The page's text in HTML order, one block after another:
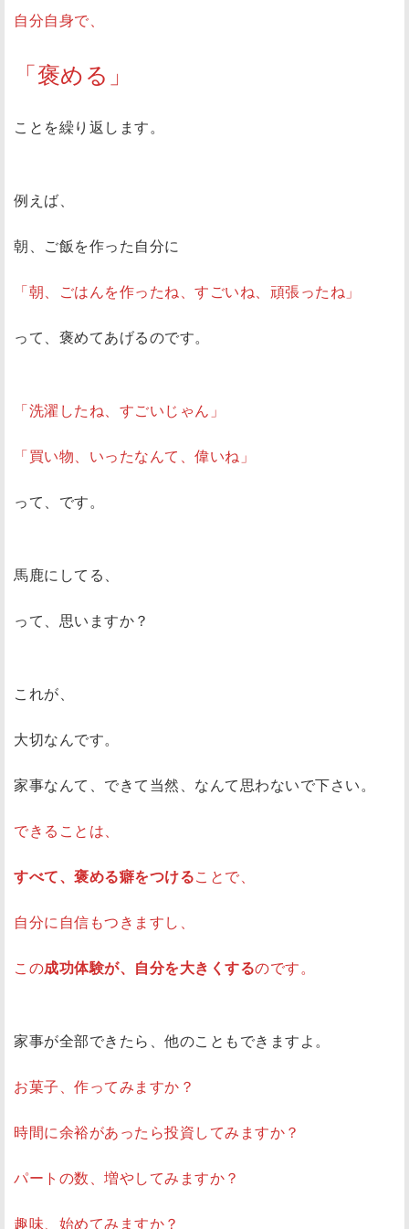
自分自身で、
「褒める」
ことを繰り返します。
例えば、
朝、ご飯を作った自分に
「朝、ごはんを作ったね、すごいね、頑張ったね」
って、褒めてあげるのです。
「洗濯したね、すごいじゃん」
「買い物、いったなんて、偉いね」
って、です。
馬鹿にしてる、
って、思いますか？
これが、
大切なんです。
家事なんて、できて当然、なんて思わないで下さい。
できることは、
すべて、褒める癖をつけることで、
自分に自信もつきますし、
この成功体験が、自分を大きくするのです。
家事が全部できたら、他のこともできますよ。
お菓子、作ってみますか？
時間に余裕があったら投資してみますか？
パートの数、増やしてみますか？
趣味、始めてみますか？